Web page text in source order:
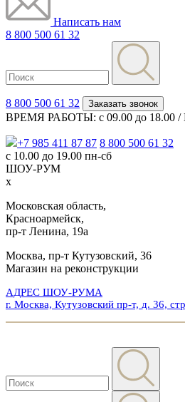
Написать нам
8 800 500 61 32
8 800 500 61 32 Заказать звонок
ВРЕМЯ РАБОТЫ: с 09.00 до 18.00
+7 985 411 87 87 8 800 500 61 32
с 10.00 до 19.00 пн-сб
ШОУ-РУМ
x
Московская область,
Красноармейск,
пр-т Ленина, 19а
Москва, пр-т Кутузовский, 36
Магазин на реконструкции
АДРЕС ШОУ-РУМА
г. Москва, Кутузовский пр-т, д. 36,